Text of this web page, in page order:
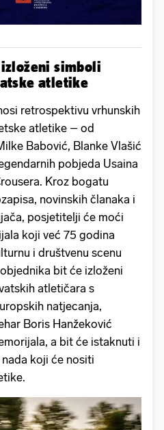
simboli
atletike
retrospektivu vrhunskih
atletike – od
Babović, Blanke Vlašić
pobjeda Usaina
Kroz bogatu
novinskih članaka i
posjetitelji će moći
koji već 75 godina
i društvenu scenu
bit će izloženi
atletičara s
natjecanja,
Boris Hanžeković
a bit će istaknuti i
koji će nositi